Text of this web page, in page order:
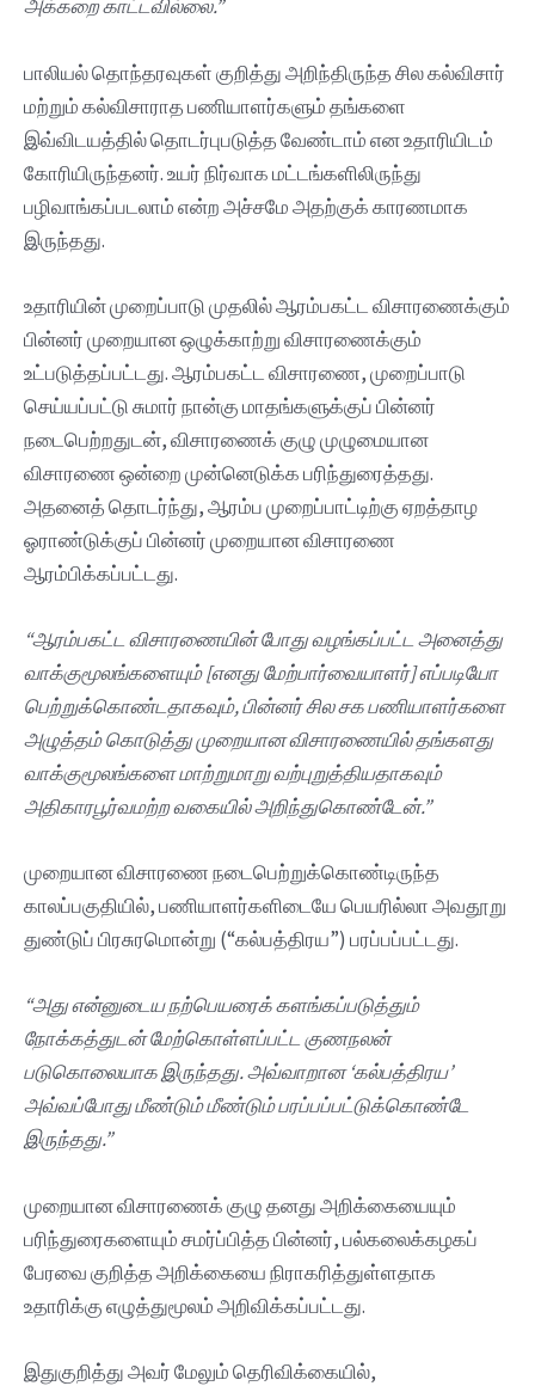
அக்கறைகாட்டவில்லை.”
பாலியல் தொந்தரவுகள் குறித்து அறிந்திருந்த சில கல்விசார்
மற்றும் கல்விசாராத பணியாளர்களும் தங்களை
இவ்விடயத்தில் தொடர்புபடுத்த வேண்டாம் என உதாரியிடம்
கோரியிருந்தனர். உயர் நிர்வாக மட்டங்களிலிருந்து
பழிவாங்கப்படலாம் என்ற அச்சமே அதற்குக் காரணமாக
இருந்தது.
உதாரியின் முறைப்பாடு முதலில் ஆரம்பகட்ட விசாரணைக்கும்
பின்னர் முறையான ஒழுக்காற்று விசாரணைக்கும்
உட்படுத்தப்பட்டது. ஆரம்பகட்ட விசாரணை, முறைப்பாடு
செய்யப்பட்டு சுமார் நான்கு மாதங்களுக்குப் பின்னர்
நடைபெற்றதுடன், விசாரணைக் குழு முழுமையான
விசாரணை ஒன்றை முன்னெடுக்க பரிந்துரைத்தது.
அதனைத் தொடர்ந்து, ஆரம்ப முறைப்பாட்டிற்கு ஏறத்தாழ
ஓராண்டுக்குப் பின்னர் முறையான விசாரணை
ஆரம்பிக்கப்பட்டது.
“ஆரம்பகட்டவிசாரணையின்போதுவழங்கப்பட்டஅனைத்து
வாக்குமூலங்களையும் [எனதுமேற்பார்வையாளர்]எப்படியோ
பெற்றுக்கொண்டதாகவும்,பின்னர்சிலசகபணியாளர்களை
அழுத்தம்கொடுத்துமுறையானவிசாரணையில்தங்களது
வாக்குமூலங்களைமாற்றுமாறுவற்புறுத்தியதாகவும்
அதிகாரபூர்வமற்றவகையில்அறிந்துகொண்டேன்.”
முறையான விசாரணை நடைபெற்றுக்கொண்டிருந்த
காலப்பகுதியில், பணியாளர்களிடையே பெயரில்லா அவதூறு
துண்டுப் பிரசுரமொன்று (“கல்பத்திரய”) பரப்பப்பட்டது.
“அதுஎன்னுடையநற்பெயரைக்களங்கப்படுத்தும்
நோக்கத்துடன்மேற்கொள்ளப்பட்டகுணநலன்
படுகொலையாகஇருந்தது.அவ்வாறான ‘கல்பத்திரய’
அவ்வப்போதுமீண்டும்மீண்டும்பரப்பப்பட்டுக்கொண்டே
இருந்தது.”
முறையான விசாரணைக் குழு தனது அறிக்கையையும்
பரிந்துரைகளையும் சமர்ப்பித்த பின்னர், பல்கலைக்கழகப்
பேரவை குறித்த அறிக்கையை நிராகரித்துள்ளதாக
உதாரிக்கு எழுத்துமூலம் அறிவிக்கப்பட்டது.
இதுகுறித்து அவர் மேலும் தெரிவிக்கையில்,